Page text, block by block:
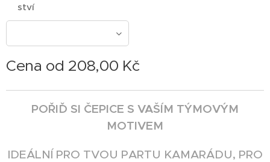
ství
Cena od 208,00 Kč
POŘIĎ SI ČEPICE S VAŠÍM TÝMOVÝM
MOTIVEM
IDEÁLNÍ PRO TVOU PARTU KAMARÁDU, PRO